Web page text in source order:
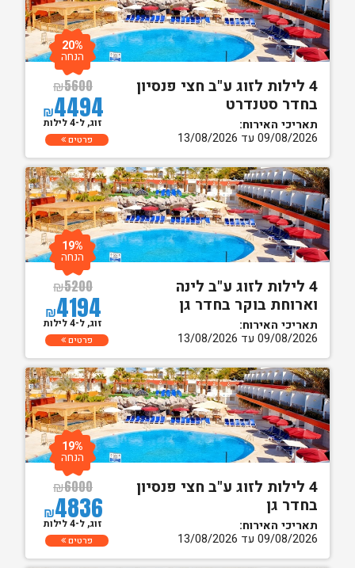
4 לילות לזוג ע"ב חצי פנסיון
בחדר סטנדרט
תאריכי האירוח:
09/08/2026 עד 13/08/2026
₪5600
₪4494
20%
הנחה
זוג, ל-4 לילות
פרטים
4 לילות לזוג ע"ב לינה
וארוחת בוקר בחדר גן
תאריכי האירוח:
09/08/2026 עד 13/08/2026
₪5200
₪4194
19%
הנחה
זוג, ל-4 לילות
פרטים
4 לילות לזוג ע"ב חצי פנסיון
בחדר גן
תאריכי האירוח:
09/08/2026 עד 13/08/2026
₪6000
₪4836
19%
הנחה
זוג, ל-4 לילות
פרטים